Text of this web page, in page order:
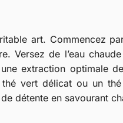
art. Commencez
Versez de l’eau
extraction optimale
vert délicat ou un
détente en savourant